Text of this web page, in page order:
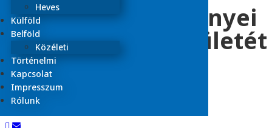
Heves
Külföld
Belföld
Közéleti
Történelmi
Kapcsolat
Impresszum
Rólunk
Felújítják a berkenyei
vasútállomás épületét
2024.11.15.
Aktuális
Olvasási idő: